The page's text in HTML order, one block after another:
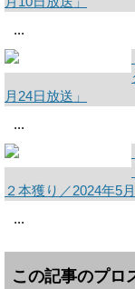
...
月24日放送」
...
２本獲り／2024年5
...
この記事のプロ